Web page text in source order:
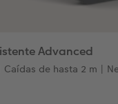
Advanced
de hasta 2 m |